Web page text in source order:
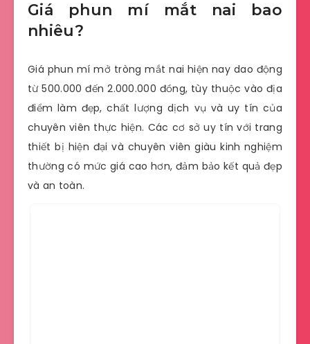
Giá phun mí mắt nai bao
nhiêu?
Giá phun mí mở tròng mắt nai hiện nay dao động
từ 500.000 đến 2.000.000 đồng, tùy thuộc vào địa
điểm làm đẹp, chất lượng dịch vụ và uy tín của
chuyên viên thực hiện. Các cơ sở uy tín với trang
thiết bị hiện đại và chuyên viên giàu kinh nghiệm
thường có mức giá cao hơn, đảm bảo kết quả đẹp
và an toàn.